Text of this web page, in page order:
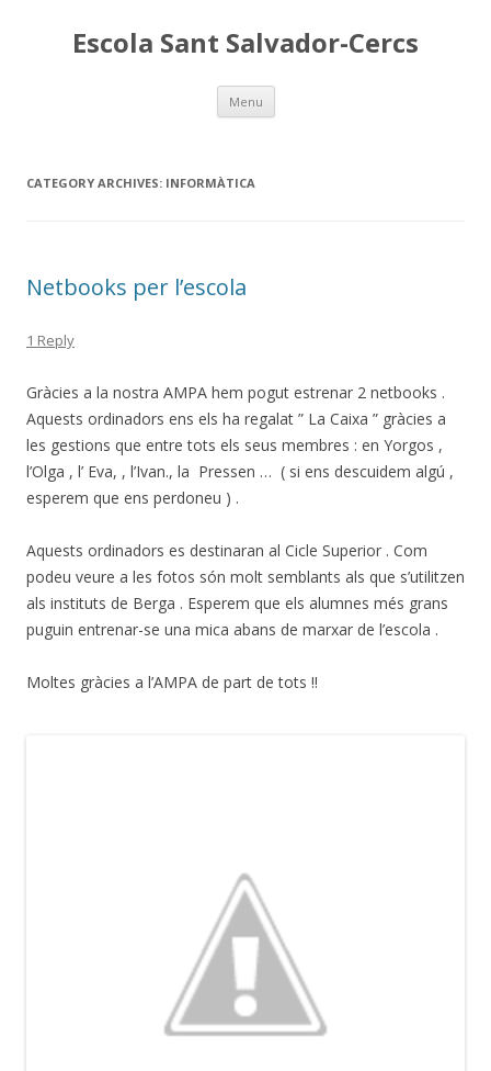
Escola Sant Salvador-Cercs
Menu Skip
content
CATEGORY ARCHIVES: INFORMÀTICA
Netbooks per l’escola
1 Reply
Gràcies a la nostra AMPA hem pogut estrenar 2 netbooks .
Aquests ordinadors ens els ha regalat ” La Caixa ” gràcies a
les gestions que entre tots els seus membres : en Yorgos ,
l’Olga , l’ Eva, , l’Ivan., la Pressen … ( si ens descuidem algú ,
esperem que ens perdoneu ) .
Aquests ordinadors es destinaran al Cicle Superior . Com
podeu veure a les fotos són molt semblants als que s’utilitzen
als instituts de Berga . Esperem que els alumnes més grans
puguin entrenar-se una mica abans de marxar de l’escola .
Moltes gràcies a l’AMPA de part de tots !!